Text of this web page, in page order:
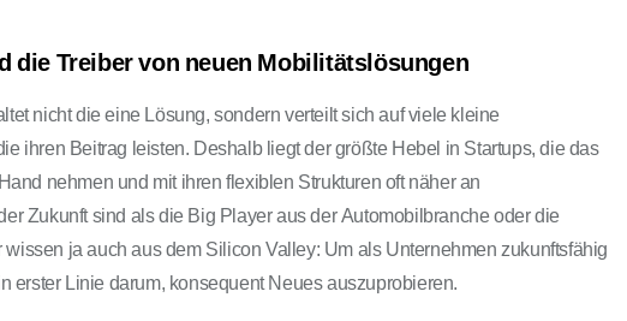
t
r
k
die Treiber von neuen Mobilitätslösungen
nicht die eine Lösung, sondern verteilt sich auf viele kleine
ihren Beitrag leisten. Deshalb liegt der größte Hebel in Startups, die das
nehmen und mit ihren flexiblen Strukturen oft näher an
Zukunft sind als die Big Player aus der Automobilbranche oder die
ja auch aus dem Silicon Valley: Um als Unternehmen zukunftsfähig
erster Linie darum, konsequent Neues auszuprobieren.